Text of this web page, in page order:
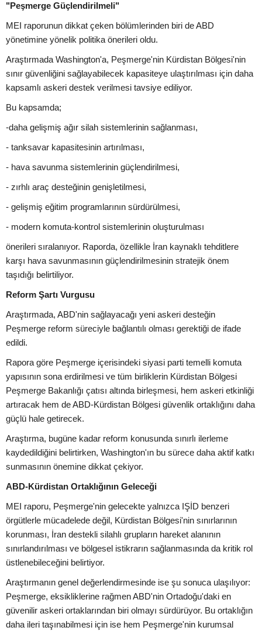
"Peşmerge Güçlendirilmeli"
MEI raporunun dikkat çeken bölümlerinden biri de ABD
yönetimine yönelik politika önerileri oldu.
Araştırmada Washington'a, Peşmerge'nin Kürdistan Bölgesi'nin
sınır güvenliğini sağlayabilecek kapasiteye ulaştırılması için daha
kapsamlı askeri destek verilmesi tavsiye ediliyor.
Bu kapsamda;
-daha gelişmiş ağır silah sistemlerinin sağlanması,
- tanksavar kapasitesinin artırılması,
- hava savunma sistemlerinin güçlendirilmesi,
- zırhlı araç desteğinin genişletilmesi,
- gelişmiş eğitim programlarının sürdürülmesi,
- modern komuta-kontrol sistemlerinin oluşturulması
önerileri sıralanıyor. Raporda, özellikle İran kaynaklı tehditlere
karşı hava savunmasının güçlendirilmesinin stratejik önem
taşıdığı belirtiliyor.
Reform Şartı Vurgusu
Araştırmada, ABD'nin sağlayacağı yeni askeri desteğin
Peşmerge reform süreciyle bağlantılı olması gerektiği de ifade
edildi.
Rapora göre Peşmerge içerisindeki siyasi parti temelli komuta
yapısının sona erdirilmesi ve tüm birliklerin Kürdistan Bölgesi
Peşmerge Bakanlığı çatısı altında birleşmesi, hem askeri etkinliği
artıracak hem de ABD-Kürdistan Bölgesi güvenlik ortaklığını daha
güçlü hale getirecek.
Araştırma, bugüne kadar reform konusunda sınırlı ilerleme
kaydedildiğini belirtirken, Washington'ın bu sürece daha aktif katkı
sunmasının önemine dikkat çekiyor.
ABD-Kürdistan Ortaklığının Geleceği
MEI raporu, Peşmerge'nin gelecekte yalnızca IŞİD benzeri
örgütlerle mücadelede değil, Kürdistan Bölgesi'nin sınırlarının
korunması, İran destekli silahlı grupların hareket alanının
sınırlandırılması ve bölgesel istikrarın sağlanmasında da kritik rol
üstlenebileceğini belirtiyor.
Araştırmanın genel değerlendirmesinde ise şu sonuca ulaşılıyor:
Peşmerge, eksikliklerine rağmen ABD'nin Ortadoğu'daki en
güvenilir askeri ortaklarından biri olmayı sürdürüyor. Bu ortaklığın
daha ileri taşınabilmesi için ise hem Peşmerge'nin kurumsal